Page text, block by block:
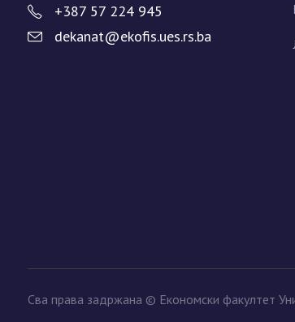
+387 57 224 945
dekanat@ekofis.ues.rs.ba
Сва права задржана © Економски факултет